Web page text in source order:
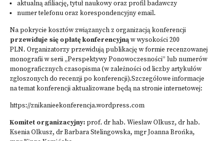
aktualną afiliację, tytuł naukowy oraz profil badawczy
numer telefonu oraz korespondencyjny email.
Na pokrycie kosztów związanych z organizacją konferencji
przewiduje się opłatę konferencyjnąw wysokości 200
PLN. Organizatorzy przewidują publikację w formie recenzowanej
monografii w serii „Perspektywy Ponowoczesności” lub numerów
monograficznych czasopisma (w zależności od liczby artykułów
zgłoszonych do recenzji po konferencji).Szczegółowe informacje
na temat konferencji aktualizowane będą na stronie internetowej:
https://znikanieekonferencja.wordpress.com
Komitet organizacyjny:prof. dr hab. Wiesław Olkusz, dr hab.
Ksenia Olkusz, dr Barbara Stelingowska, mgr Joanna Brońka,